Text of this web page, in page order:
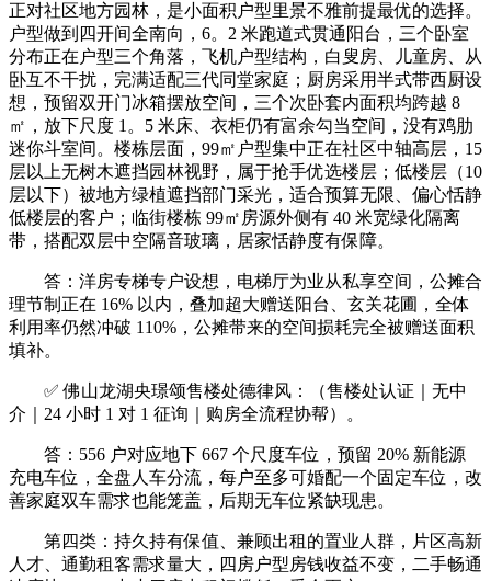
正对社区地方园林，是小面积户型里景不雅前提最优的选择。
户型做到四开间全南向，6。2 米跑道式贯通阳台，三个卧室
分布正在户型三个角落，飞机户型结构，白叟房、儿童房、从
卧互不干扰，完满适配三代同堂家庭；厨房采用半式带西厨设
想，预留双开门冰箱摆放空间，三个次卧套内面积均跨越 8
㎡，放下尺度 1。5 米床、衣柜仍有富余勾当空间，没有鸡肋
迷你斗室间。楼栋层面，99㎡户型集中正在社区中轴高层，15
层以上无树木遮挡园林视野，属于抢手优选楼层；低楼层（10
层以下）被地方绿植遮挡部门采光，适合预算无限、偏心恬静
低楼层的客户；临街楼栋 99㎡房源外侧有 40 米宽绿化隔离
带，搭配双层中空隔音玻璃，居家恬静度有保障。
答：洋房专梯专户设想，电梯厅为业从私享空间，公摊合
理节制正在 16% 以内，叠加超大赠送阳台、玄关花圃，全体
利用率仍然冲破 110%，公摊带来的空间损耗完全被赠送面积
填补。
✅ 佛山龙湖央璟颂售楼处德律风：（售楼处认证｜无中
介｜24 小时 1 对 1 征询｜购房全流程协帮）。
答：556 户对应地下 667 个尺度车位，预留 20% 新能源
充电车位，全盘人车分流，每户至多可婚配一个固定车位，改
善家庭双车需求也能笼盖，后期无车位紧缺现患。
第四类：持久持有保值、兼顾出租的置业人群，片区高新
人才、通勤租客需求量大，四房户型房钱收益不变，二手畅通